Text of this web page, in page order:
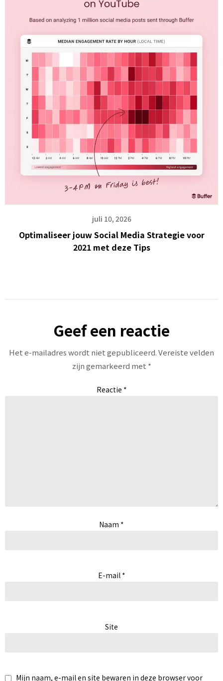
juli 10, 2026
Optimaliseer jouw Social Media Strategie voor
2021 met deze Tips
Geef een reactie
Het e-mailadres wordt niet gepubliceerd.Vereiste velden
zijn gemarkeerd met *
Reactie *
Naam *
E-mail *
Site
Mijn naam, e-mail en site bewaren in deze browser voor